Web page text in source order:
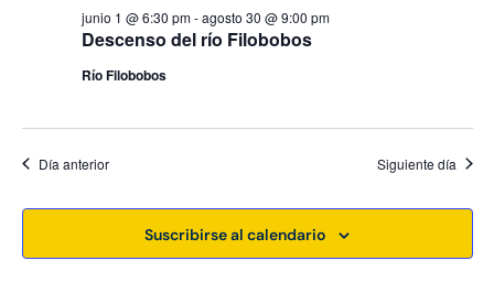
o
s
Descenso del río Filobobos
junio 1 @ 6:30 pm-agosto 30 @ 9:00 pm
Río Filobobos
Día anterior Siguiente día
Suscribirse al calendario